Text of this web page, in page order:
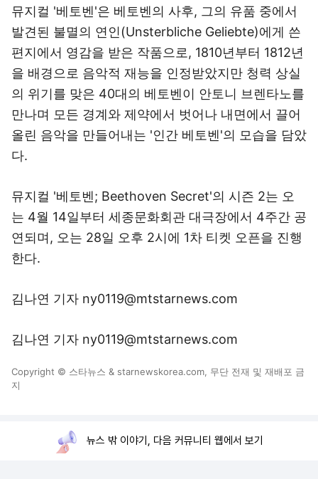
뮤지컬 '베토벤'은 베토벤의 사후, 그의 유품 중에서
발견된 불멸의 연인(Unsterbliche Geliebte)에게 쓴
편지에서 영감을 받은 작품으로, 1810년부터 1812년
을 배경으로 음악적 재능을 인정받았지만 청력 상실
의 위기를 맞은 40대의 베토벤이 안토니 브렌타노를
만나며 모든 경계와 제약에서 벗어나 내면에서 끌어
올린 음악을 만들어내는 '인간 베토벤'의 모습을 담았
다.
뮤지컬 '베토벤; Beethoven Secret'의 시즌 2는 오
는 4월 14일부터 세종문화회관 대극장에서 4주간 공
연되며, 오는 28일 오후 2시에 1차 티켓 오픈을 진행
한다.
김나연 기자 ny0119@mtstarnews.com
김나연 기자 ny0119@mtstarnews.com
Copyright © 스타뉴스 & starnewskorea.com, 무단 전재 및 재배포 금
지
뉴스 밖 이야기, 다음 커뮤니티 웹에서 보기